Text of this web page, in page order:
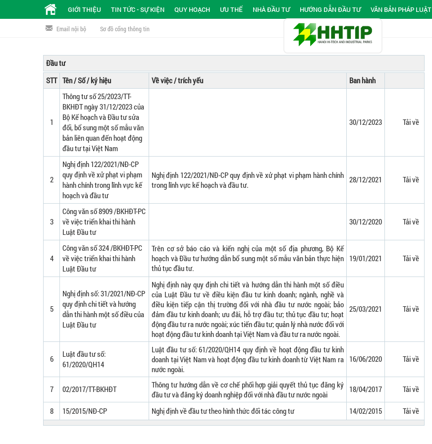
GIỚI THIỆU TIN TỨC - SỰ KIỆN QUY HOẠCH ƯU THẾ NHÀ ĐẦU TƯ HƯỚNG DẪN ĐẦU TƯ VĂN BẢN PHÁP LUẬT
Email nội bộ Sơ đồ cổng thông tin
Đầu tư
STT Tên / Số / ký hiệu Về việc / trích yếu Ban hành
1
Thông tư số 25/2023/TT-
BKHĐT ngày 31/12/2023 của
Bộ Kế hoạch và Đầu tư sửa
đổi, bổ sung một số mẫu văn
bản liên quan đến hoạt động
đầu tư tại Việt Nam
30/12/2023 Tải về
2
Nghị định 122/2021/NĐ-CP
quy định về xử phạt vi phạm
hành chính trong lĩnh vực kế
hoạch và đầu tư
Nghị định 122/2021/NĐ-CP quy định về xử phạt vi phạm hành chính
trong lĩnh vực kế hoạch và đầu tư.
28/12/2021 Tải về
3
Công văn số 8909 /BKHĐT-PC
về việc triển khai thi hành
Luật Đầu tư
30/12/2020 Tải về
4
Công văn số 324 /BKHĐT-PC
về việc triển khai thi hành
Luật Đầu tư
Trên cơ sở báo cáo và kiến nghị của một số địa phương, Bộ Kế
hoạch và Đầu tư hướng dẫn bổ sung một số mẫu văn bản thực hiện
thủ tục đầu tư.
19/01/2021 Tải về
5
Nghị định số: 31/2021/NĐ-CP
quy định chi tiết và hướng
dẫn thi hành một số điều của
Luật Đầu tư
Nghị định này quy định chi tiết và hướng dẫn thi hành một số điều
của Luật Đầu tư về điều kiện đầu tư kinh doanh; ngành, nghề và
điều kiện tiếp cận thị trường đối với nhà đầu tư nước ngoài; bảo
đảm đầu tư kinh doanh; ưu đãi, hỗ trợ đầu tư; thủ tục đầu tư; hoạt
động đầu tư ra nước ngoài; xúc tiến đầu tư; quản lý nhà nước đối với
hoạt động đầu tư kinh doanh tại Việt Nam và đầu tư ra nước ngoài.
25/03/2021 Tải về
6
Luật đầu tư số:
61/2020/QH14
Luật đầu tư số: 61/2020/QH14 quy định về hoạt động đầu tư kinh
doanh tại Việt Nam và hoạt động đầu tư kinh doanh từ Việt Nam ra
nước ngoài.
16/06/2020 Tải về
7 02/2017/TT-BKHĐT
Thông tư hướng dẫn về cơ chế phối hợp giải quyết thủ tục đăng ký
đầu tư và đăng ký doanh nghiệp đối với nhà đầu tư nước ngoài
18/04/2017 Tải về
8 15/2015/NĐ-CP Nghị định về đầu tư theo hình thức đối tác công tư 14/02/2015 Tải về